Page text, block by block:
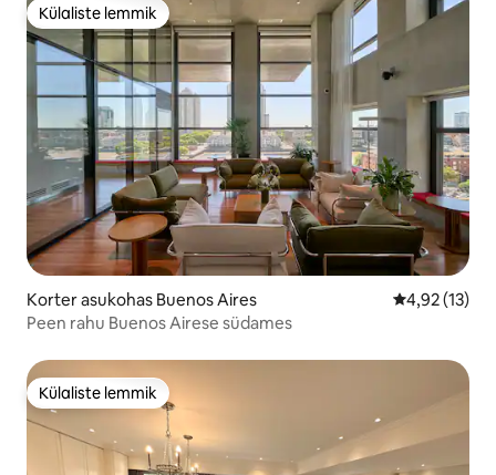
Külaliste lemmik
Külaliste lemmik
Korter asukohas Buenos Aires Keskmine
4,92 (13)
Peen rahu Buenos Airese südames
Külaliste lemmik
Külaliste lemmik